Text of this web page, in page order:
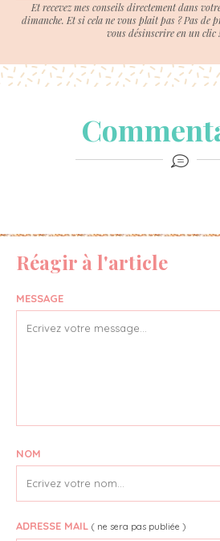
Et recevez mes conseils directement dans
dimanche. Et si cela ne vous plait pas ? Pas de
vous désinscrire en un clic !
Réagir à l'article
MESSAGE
NOM
ADRESSE MAIL ( ne sera pas publiée )